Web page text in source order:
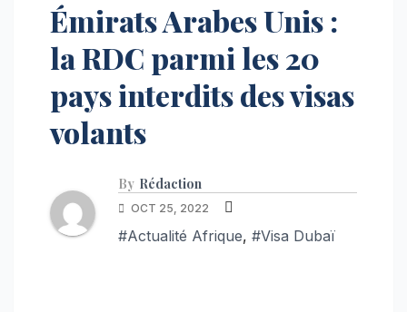
Émirats Arabes Unis :
la RDC parmi les 20
pays interdits des visas
volants
By Rédaction
OCT 25, 2022
#Actualité Afrique, #Visa Dubaï